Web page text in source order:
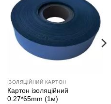
Додати
ІЗОЛЯЦІЙНИЙ КАРТОН
Картон ізоляційний
0.27*65mm (1м)